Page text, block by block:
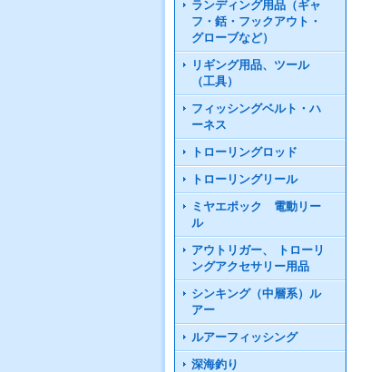
ランディング用品（ギャ
フ・銛・フックアウト・
グローブなど）
リギング用品、ツール
（工具）
フィッシングベルト・ハ
ーネス
トローリングロッド
トローリングリール
ミヤエポック 電動リー
ル
アウトリガー、 トローリ
ングアクセサリー用品
シンキング（中層系）ル
アー
ルアーフィッシング
深海釣り